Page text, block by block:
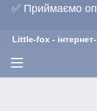
✅ Приймаємо
Little-fox -